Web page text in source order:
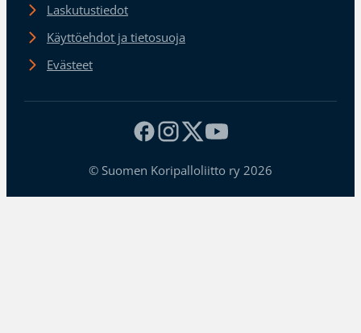
Laskutustiedot
Käyttöehdot ja tietosuoja
Evästeet
© Suomen Koripalloliitto ry 2026